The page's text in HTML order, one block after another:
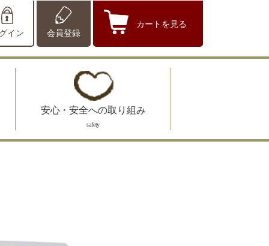
イン 会員登録
カートを見る
安心・安全への取り組み
safety